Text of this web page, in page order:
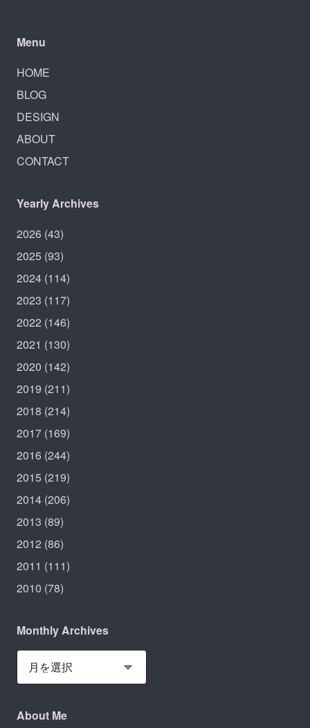
Menu
HOME
BLOG
DESIGN
ABOUT
CONTACT
Yearly Archives
2026 (43)
2025 (93)
2024 (114)
2023 (117)
2022 (146)
2021 (130)
2020 (142)
2019 (211)
2018 (214)
2017 (169)
2016 (244)
2015 (219)
2014 (206)
2013 (89)
2012 (86)
2011 (111)
2010 (78)
Monthly Archives
About Me